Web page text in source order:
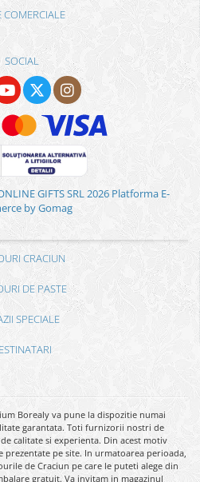
COMERCIALE
SOCIAL
GIFTS SRL 2026 Platforma E-
by Gomag
CRACIUN
DE PASTE
SPECIALE
Borealy va pune la dispozitie numai
garantata. Toti furnizorii nostri de
calitate si experienta. Din acest motiv
pe site. In urmatoarea perioada,
de Craciun pe care le puteti alege din
gratuit. Va invitam in magazinul